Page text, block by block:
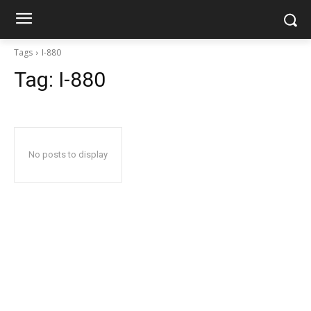
Tags I-880
Tag: I-880
No posts to display